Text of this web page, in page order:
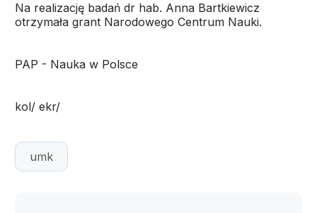
Na realizację badań dr hab. Anna Bartkiewicz
otrzymała grant Narodowego Centrum Nauki.
PAP - Nauka w Polsce
kol/ ekr/
umk